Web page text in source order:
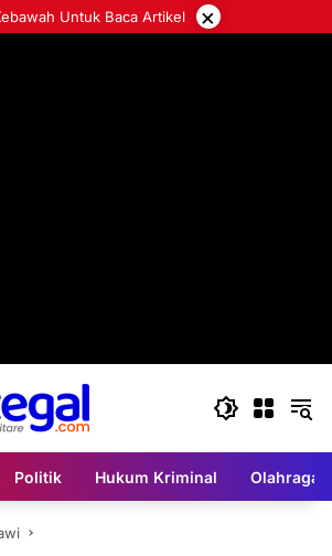
Untuk Baca Artikel ×
Politik Hukum Kriminal Olahraga